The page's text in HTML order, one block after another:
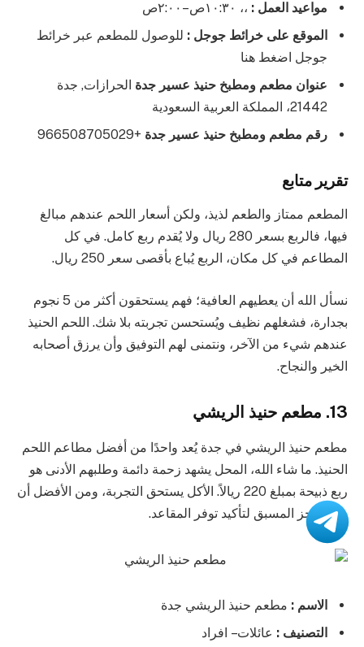
مواعيد العمل : ،، ١٠:٣٠ص–٢:٠٠ص
الموقع على خرائط جوجل : للوصول للمطعم عبر خرائط
جوجل اضغط هنا
عنوان مطعم ومطبخ حنيذ عسير جدة الحرازات, جدة
21442، المملكة العربية السعودية
رقم مطعم ومطبخ حنيذ عسير جدة +966508705029
تقرير متابع
المطعم ممتاز والطعم لذيذ، ولكن أسعار اللحم عندهم مبالغ
فيها، فالربع بسعر 280 ريال ولا يُقدم ربع كامل. في كل
المطاعم في كل مكان، الربع يُباع بأقصى سعر 250 ريال.
نسأل الله أن يعطيهم العافية؛ فهم يستحقون أكثر من 5 نجوم
بجدارة، فشغلهم نظيف ويُستحسن تجربته بلا شك. اللحم الحنيذ
عندهم شيء من الآخر، ونتمنى لهم التوفيق وأن يرزق أصحابه
الخير والنجاح.
13. مطعم حنيذ الريشي
مطعم حنيذ الريشي في جدة يُعد واحدًا من أفضل مطاعم اللحم
الحنيذ. ما شاء الله، المحل يشهد زحمة دائمة وطلبهم الأدنى هو
ربع ذبيحة بمبلغ 220 ريالاً. الأكل يستحق التجربة، ومن الأفضل أن
يتم الحجز المسبق لتأكيد توفر المقاعد.
الاسم : مطعم حنيذ الريشي جدة
التصنيف : عائلات – افراد